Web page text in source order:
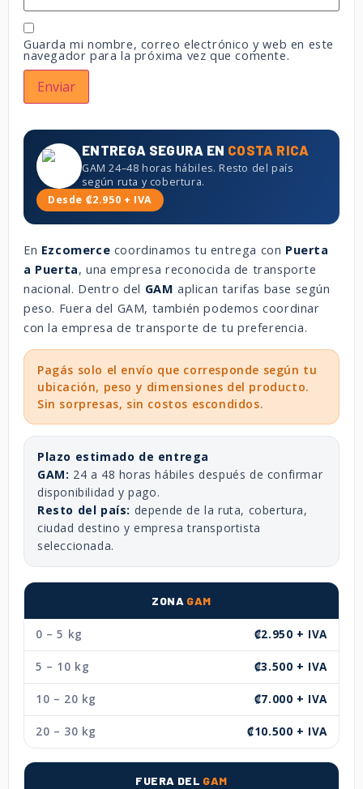
Guarda mi nombre, correo electrónico y web en este
navegador para la próxima vez que comente.
ENTREGA SEGURA EN COSTA RICA
GAM 24–48 horas hábiles. Resto del país
según ruta y cobertura.
Desde ₡2.950 + IVA
En Ezcomerce coordinamos tu entrega con Puerta
a Puerta, una empresa reconocida de transporte
nacional. Dentro del GAM aplican tarifas base según
peso. Fuera del GAM, también podemos coordinar
con la empresa de transporte de tu preferencia.
Pagás solo el envío que corresponde según tu
ubicación, peso y dimensiones del producto.
Sin sorpresas, sin costos escondidos.
Plazo estimado de entrega
GAM: 24 a 48 horas hábiles después de confirmar
disponibilidad y pago.
Resto del país: depende de la ruta, cobertura,
ciudad destino y empresa transportista
seleccionada.
ZONA GAM
0 – 5 kg ₡2.950 + IVA
5 – 10 kg ₡3.500 + IVA
10 – 20 kg ₡7.000 + IVA
20 – 30 kg ₡10.500 + IVA
FUERA DEL GAM